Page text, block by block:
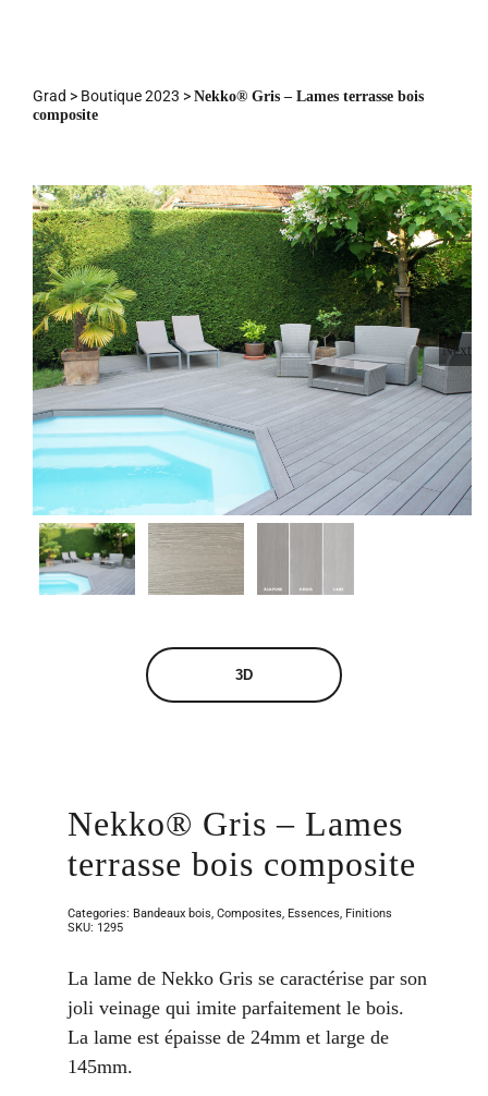
Grad > Boutique 2023 > Nekko® Gris – Lames terrasse bois
composite
undefined
Next
3D
Nekko® Gris – Lames
terrasse bois composite
Categories: Bandeaux bois, Composites, Essences, Finitions
SKU: 1295
La lame de Nekko Gris se caractérise par son
joli veinage qui imite parfaitement le bois.
La lame est épaisse de 24mm et large de
145mm.